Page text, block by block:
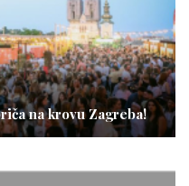
na krovu Zagreba!